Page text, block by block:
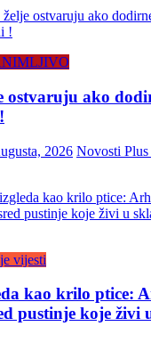
ostvaruju ako
2026 Novosti Plus
vijesti
kao krilo ptice:
pustinje koje živi